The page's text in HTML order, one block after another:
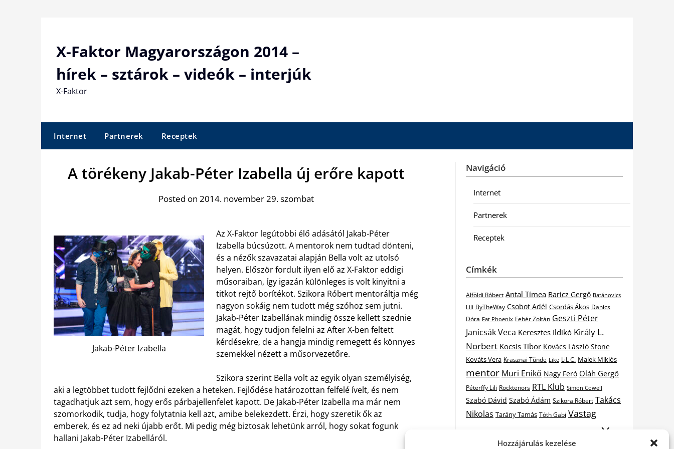
Hozzájárulás kezelése
X-Faktor Magyarországon 2014 –
hírek – sztárok – videók – interjúk
X-Faktor
Internet Partnerek Receptek
A törékeny Jakab-Péter Izabella új erőre kapott
Posted on 2014. november 29. szombat
Jakab-Péter Izabella
Az X-Faktor legútobbi élő adásától Jakab-Péter
Izabella búcsúzott. A mentorok nem tudtad dönteni,
és a nézők szavazatai alapján Bella volt az utolsó
helyen. Először fordult ilyen elő az X-Faktor eddigi
műsoraiban, így igazán különleges is volt kinyitni a
titkot rejtő borítékot. Szikora Róbert mentoráltja még
nagyon sokáig nem tudott még szóhoz sem jutni.
Jakab-Péter Izabellának mindig össze kellett szednie
magát, hogy tudjon felelni az After X-ben feltett
kérdésekre, de a hangja mindig remegett és könnyes
szemekkel nézett a műsorvezetőre.
Szikora szerint Bella volt az egyik olyan személyiség,
aki a legtöbbet tudott fejlődni ezeken a heteken. Fejlődése határozottan felfelé ívelt, és nem
tagadhatjuk azt sem, hogy erős párbajellenfelet kapott. De Jakab-Péter Izabella ma már nem
szomorkodik, tudja, hogy folytatnia kell azt, amibe belekezdett. Érzi, hogy szeretik ők az
emberek, és ez ad neki újabb erőt. Mi pedig még biztosak lehetünk arról, hogy sokat fogunk
hallani Jakab-Péter Izabelláról.
Navigáció
Internet
Partnerek
Receptek
Címkék
Alföldi Róbert Antal Tímea Baricz Gergő Batánovics
Lili ByTheWay Csobot Adél Csordás Ákos Danics
Dóra Fat Phoenix Fehér Zoltán Geszti Péter
Janicsák Veca Keresztes Ildikó Király L.
Norbert Kocsis Tibor Kovács László Stone
Kováts Vera Krasznai Tünde Like LiL C. Malek Miklós
mentor Muri Enikő Nagy Feró Oláh Gergő
Péterffy Lili Rocktenors RTL Klub Simon Cowell
Szabó Dávid Szabó Ádám Szikora Róbert Takács
Nikolas Tarány Tamás Tóth Gabi Vastag
X-